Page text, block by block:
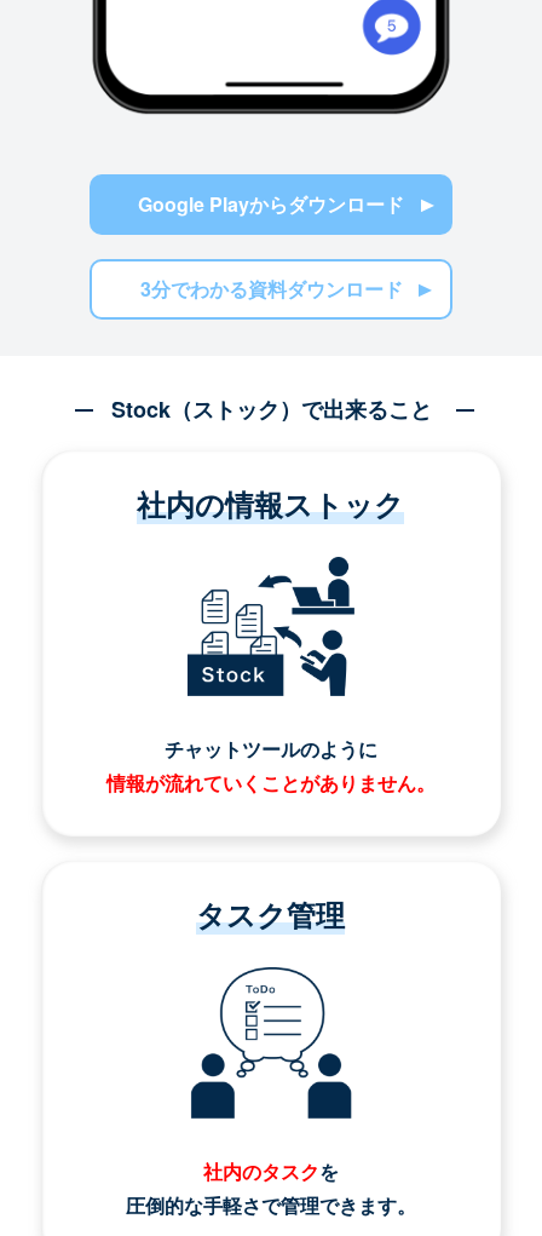
Google Playからダウンロード
3分でわかる資料ダウンロード
Stock（ストック）で出来ること
社内の情報ストック
チャットツールのように
情報が流れていくことがありません。
タスク管理
社内のタスクを
圧倒的な手軽さで管理できます。